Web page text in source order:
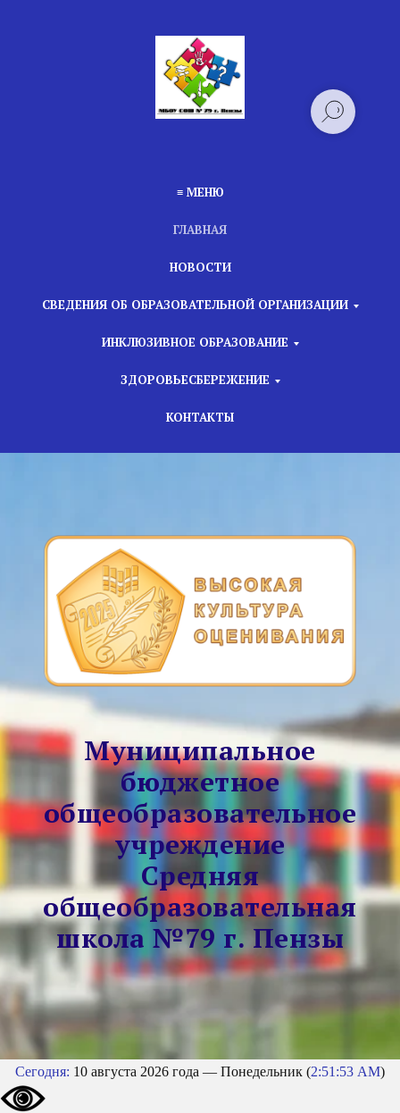
≡ МЕНЮ
ГЛАВНАЯ
НОВОСТИ
СВЕДЕНИЯ ОБ ОБРАЗОВАТЕЛЬНОЙ ОРГАНИЗАЦИИ
ИНКЛЮЗИВНОЕ ОБРАЗОВАНИЕ
ЗДОРОВЬЕСБЕРЕЖЕНИЕ
КОНТАКТЫ
Муниципальное
бюджетное
общеобразовательное
учреждение
Средняя
общеобразовательная
школа №79 г. Пензы
Сегодня: 10 августа 2026 года — Понедельник (2:51:53 AM)